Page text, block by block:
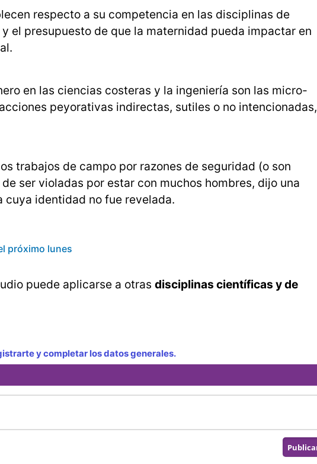
respecto a su competencia en las disciplinas de
y el presupuesto de que la maternidad pueda impactar en
en las ciencias costeras y la ingeniería son las micro-
peyorativas indirectas, sutiles o no intencionadas,
trabajos de campo por razones de seguridad (o son
ser violadas por estar con muchos hombres, dijo una
identidad no fue revelada.
próximo lunes
puede aplicarse a otras disciplinas científicas y de
y completar los datos generales.